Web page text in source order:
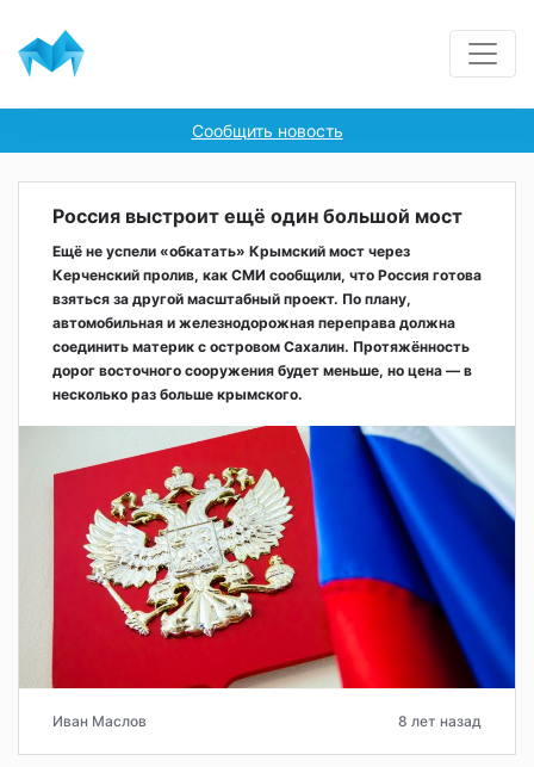
Сообщить новость
Россия выстроит ещё один большой мост
Ещё не успели «обкатать» Крымский мост через
Керченский пролив, как СМИ сообщили, что Россия готова
взяться за другой масштабный проект. По плану,
автомобильная и железнодорожная переправа должна
соединить материк с островом Сахалин. Протяжённость
дорог восточного сооружения будет меньше, но цена — в
несколько раз больше крымского.
Иван Маслов 8 лет назад